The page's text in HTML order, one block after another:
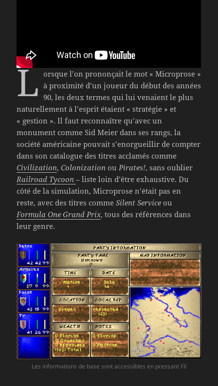
L orsque l’on prononçait le mot « Microprose »
à proximité d’un joueur du début des années
90, les deux termes qui lui venaient le plus
naturellement à l’esprit étaient « stratégie » et
« gestion ». Il faut reconnaître qu’avec un
monument comme Sid Meier dans ses rangs, la
société américaine pouvait s’enorgueillir de compter
dans son catalogue des titres acclamés comme
Civilization,Colonization ouPirates!, sans oublier
Railroad Tycoon– liste loin d’être exhaustive. Du
côté de la simulation, Microprose n’était pas en
reste, avec des titres commeSilent Service ou
Formula One Grand Prix, tous des références dans
leur genre.
Les informations de base sont accessibles en pressantF6